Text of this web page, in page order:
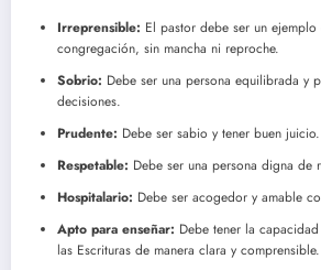
Irreprensible: El pastor debe ser un
congregación, sin mancha ni reproche.
Sobrio: Debe ser una persona equilibrada y
decisiones.
Prudente: Debe ser sabio y tener buen juicio.
Respetable: Debe ser una persona digna de
Hospitalario: Debe ser acogedor y amable
Apto para enseñar: Debe tener la
las Escrituras de manera clara y comprensible.